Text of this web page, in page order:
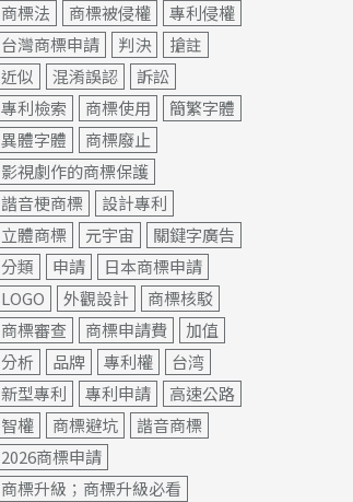
商標法
商標被侵權
專利侵權
台灣商標申請
判決
搶註
近似
混淆誤認
訴訟
專利檢索
商標使用
簡繁字體
異體字體
商標廢止
影視劇作的商標保護
諧音梗商標
設計專利
立體商標
元宇宙
關鍵字廣告
分類
申請
日本商標申請
LOGO
外觀設計
商標核駁
商標審查
商標申請費
加值
分析
品牌 專利權
台湾
新型專利
專利申請
高速公路
智權
商標避坑
諧音商標
2026商標申請
商標升級；商標升級必看